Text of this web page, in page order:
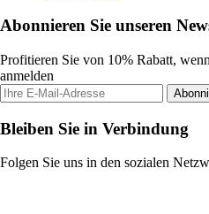
Abonnieren Sie unseren
Profitieren Sie von 10% Rabatt,
anmelden
Bleiben Sie in Verbindung
Folgen Sie uns in den sozialen